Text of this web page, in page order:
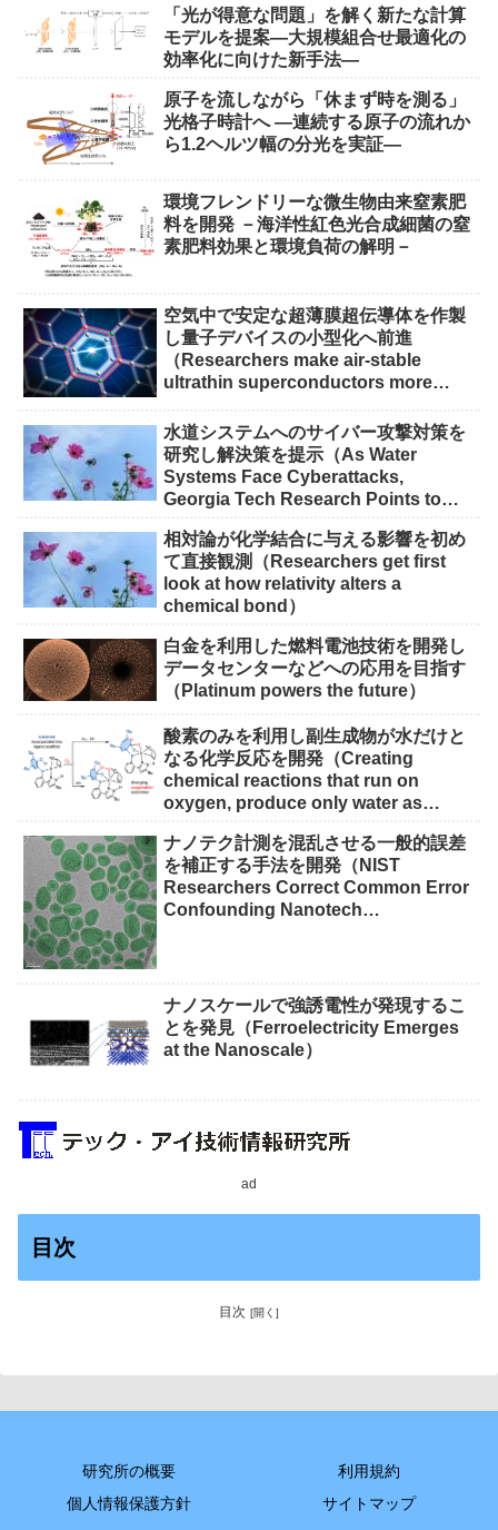
「光が得意な問題」を解く新たな計算
モデルを提案―大規模組合せ最適化の
効率化に向けた新手法―
原子を流しながら「休まず時を測る」
光格子時計へ ―連続する原子の流れか
ら1.2ヘルツ幅の分光を実証―
環境フレンドリーな微生物由来窒素肥
料を開発 －海洋性紅色光合成細菌の窒
素肥料効果と環境負荷の解明－
空気中で安定な超薄膜超伝導体を作製
し量子デバイスの小型化へ前進
（Researchers make air-stable
ultrathin superconductors more
水道システムへのサイバー攻撃対策を
研究し解決策を提示（As Water
Systems Face Cyberattacks,
Georgia Tech Research Points to
相対論が化学結合に与える影響を初め
て直接観測（Researchers get first
look at how relativity alters a
chemical bond）
白金を利用した燃料電池技術を開発し
データセンターなどへの応用を目指す
（Platinum powers the future）
酸素のみを利用し副生成物が水だけと
なる化学反応を開発（Creating
chemical reactions that run on
oxygen, produce only water as
ナノテク計測を混乱させる一般的誤差
を補正する手法を開発（NIST
Researchers Correct Common Error
Confounding Nanotech
ナノスケールで強誘電性が発現するこ
とを発見（Ferroelectricity Emerges
at the Nanoscale）
ad
目次
目次
研究所の概要
利用規約
個人情報保護方針
サイトマップ